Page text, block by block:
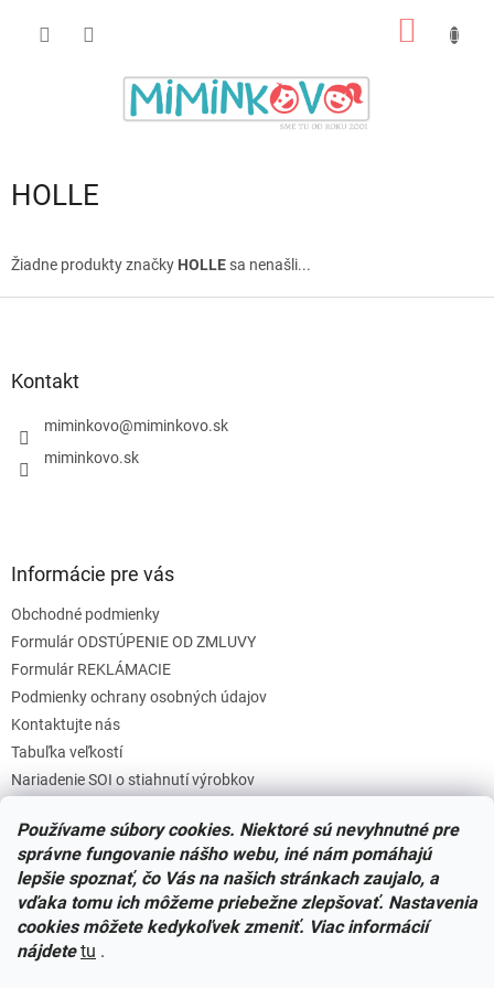
Používame súbory cookies. Niektoré sú nevyhnutné pre
správne fungovanie nášho webu, iné nám pomáhajú
lepšie spoznať, čo Vás na našich stránkach zaujalo, a
vďaka tomu ich môžeme priebežne zlepšovať. Nastavenia
cookies môžete kedykoľvek zmeniť. Viac informácií
nájdete tu .
HOLLE
Žiadne produkty značky HOLLE sa nenašli...
Kontakt
miminkovo@miminkovo.sk
miminkovo.sk
Informácie pre vás
Obchodné podmienky
Formulár ODSTÚPENIE OD ZMLUVY
Formulár REKLÁMACIE
Podmienky ochrany osobných údajov
Kontaktujte nás
Tabuľka veľkostí
Nariadenie SOI o stiahnutí výrobkov
Zásady súborov COOKIES
Facebook